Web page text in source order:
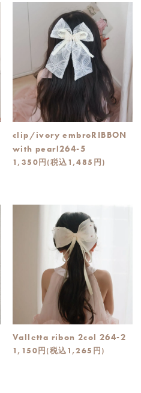
clip/ivory embroRIBBON
with pearl264-5
1,350円(税込1,485円)
Valletta ribon 2col 264-2
1,150円(税込1,265円)